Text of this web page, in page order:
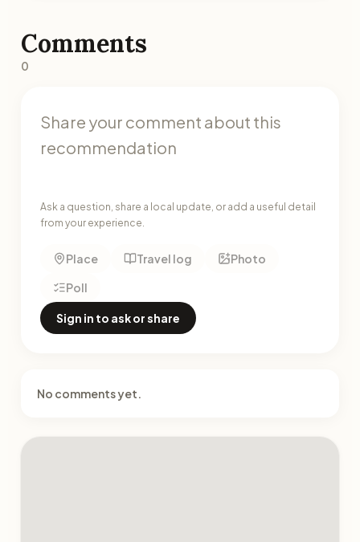
Comments
0
Ask a question, share a local update, or add a useful detail
from your experience.
Place Travel log
Photo
Poll
Sign in to ask or share
No comments yet.